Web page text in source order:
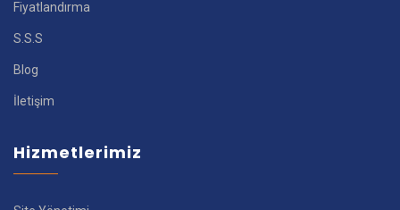
Fiyatlandırma
S.S.S
Blog
İletişim
Hizmetlerimiz